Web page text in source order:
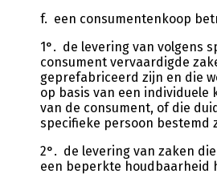
f. een consumentenkoop
1°. de levering van volgens
consument vervaardigde
geprefabriceerd zijn en die
op basis van een individuele
van de consument, of die
specifieke persoon bestemd
2°. de levering van zaken
een beperkte houdbaarheid